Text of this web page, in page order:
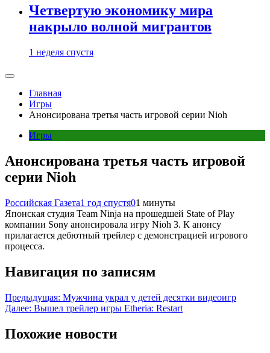
Четвертую экономику мира
накрыло волной мигрантов
1 неделя спустя
Главная
Игры
Анонсирована третья часть игровой серии Nioh
Игры
Анонсирована третья часть игровой
серии Nioh
Российская Газета1 год спустя01 минуты
Японская студия Team Ninja на прошедшей State of Play
компании Sony анонсировала игру Nioh 3. К анонсу
прилагается дебютный трейлер с демонстрацией игрового
процесса.
Навигация по записям
Предыдущая: Мужчина украл у детей десятки видеоигр
Далее: Вышел трейлер игры Etheria: Restart
Похожие новости